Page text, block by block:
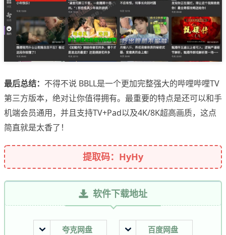
最后总结： 不得不说 BBLL是一个更加完整强大的哔哩哔哩TV
第三方版本，绝对让你值得拥有。最重要的特点是还可以和手
机端会员通用，并且支持TV+Pad以及4K/8K超高画质，这点
简直就是太香了！
提取码：HyHy
软件下载地址
夸克网盘 百度网盘